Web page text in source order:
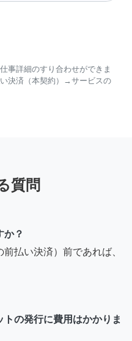
事詳細のすり合わせができま
決済（本契約）→サービスの
質問
か？
払い決済）前であれば、
の発行に費用はかかりま